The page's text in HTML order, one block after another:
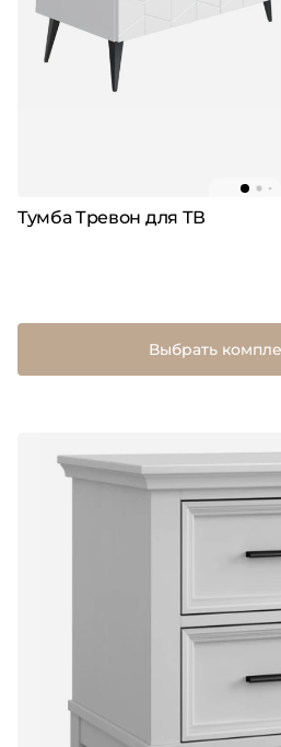
Тумба Тревон для ТВ
Выбрать